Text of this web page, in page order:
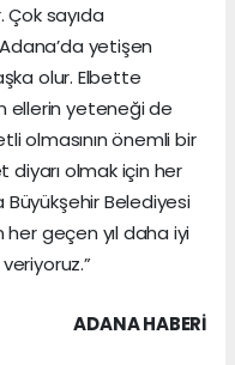
sayıda
yetişen
olur. Elbette
ellerin yeteneği de
olmasının önemli bir
diyarı olmak için her
Büyükşehir Belediyesi
her geçen yıl daha iyi
ADANA HABERİ